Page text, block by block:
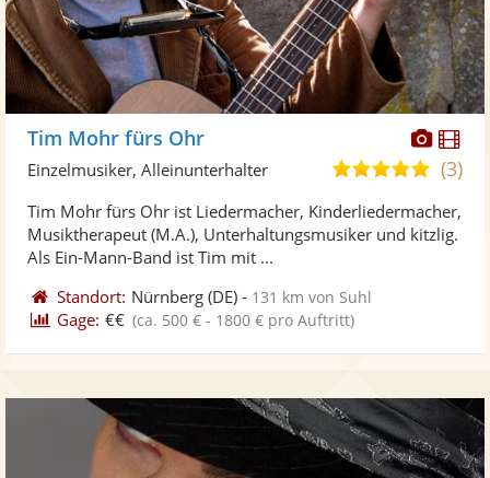
Fotos
Tim Mohr fürs Ohr
5,0
5
Sternen
(3)
Einzelmusiker, Alleinunterhalter
Tim Mohr fürs Ohr ist Liedermacher, Kinderliedermacher,
Musiktherapeut (M.A.), Unterhaltungsmusiker und kitzlig.
Als Ein-Mann-Band ist Tim mit ...
Standort: Nürnberg (DE) - 131 km von Suhl
Gage: €€ (ca. 500 € - 1800 € pro Auftritt)